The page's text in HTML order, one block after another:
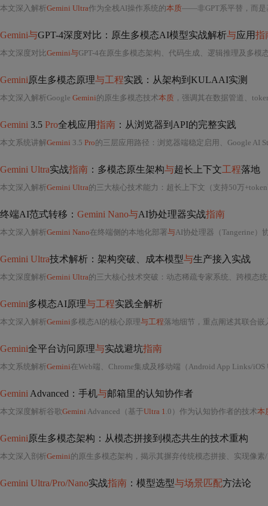
本文深入解析Gemini Ultra作为全栈AI操作系统的本质——非GPT系平替，而是基于MoE+稀疏激
Gemini与GPT-4深度对比：原生多模态AI模型实战解析与应用指
本文深度对比Gemini与GPT-4在原生多模态架构、代码生成、逻辑推理及多模
Gemini原生多模态原理与工程实践：从架构到KULAAI实测
本文深入解析Google Gemini的原生多模态技术本质 ，强调其在数据管道、tokenizer设计、
Gemini 3.5 Pro全栈应用指南 ：从浏览器到API的完整实践
本文系统讲解Gemini 3.5 Pro的三层应用路径：浏览器端稳定启用、Google AI Studio密钥配置
Gemini Ultra实战指南 ：多模态原生架构与超长上下文工程落地
本文深入解析Gemini Ultra的三大核心技术能力：超长上下文（支持50万+token高效召回
终端AI范式转移： Gemini Nano与AI协处理器实战指南
本文深入解析Gemini Nano在终端侧的本地化部署与AI协处理器（Tangerine）协同实践，涵盖模型轻量化（结构化剪枝
Gemini Ultra技术解析：架构突破、成本模型与生产接入实战
本文深度解析Gemini Ultra的三大核心技术突破：动态稀疏专家系统、跨模态统一表征空间及实时反馈强化学
Gemini多模态AI原理与工程实践全解析
本文深入解析Gemini多模态AI的核心原理与工程落地细节，重点阐述其联合嵌入空间实现
Gemini全平台访问原理与实战避坑指南
本文系统解析Gemini在Web端、Chrome集成及移动端（Android App Links/iOS Universal Links）的官方访问机制，涵盖
Gemini Advanced：手机与邮箱里的认知协作者
本文深度解析谷歌Gemini Advanced（基于Ultra 1.0）作为认知协作者的技术本
Gemini原生多模态架构：从模态拼接到模态共生的技术重构
本文深入剖析Gemini的原生多模态架构，揭示其摒弃传统模态拼接、实现像素/
Gemini Ultra/Pro/Nano实战指南 ：模型选型与场景匹配方法论